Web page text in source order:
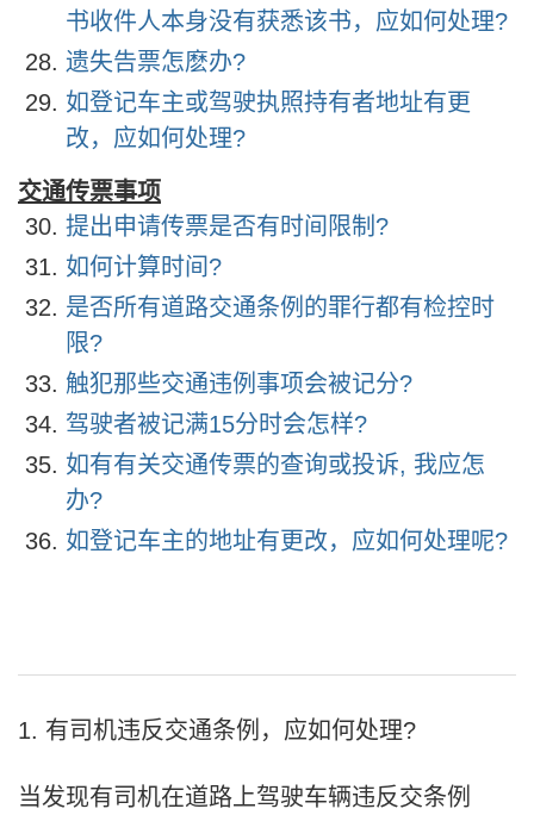
书收件人本身没有获悉该书，应如何处理?
遗失告票怎麽办?
如登记车主或驾驶执照持有者地址有更
改，应如何处理?
交通传票事项
提出申请传票是否有时间限制?
如何计算时间?
是否所有道路交通条例的罪行都有检控时
限?
触犯那些交通违例事项会被记分?
驾驶者被记满15分时会怎样?
如有有关交通传票的查询或投诉, 我应怎
办?
如登记车主的地址有更改，应如何处理呢?
1. 有司机违反交通条例，应如何处理?
当发现有司机在道路上驾驶车辆违反交条例